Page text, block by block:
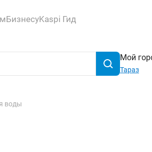
БизнесуKaspi Гид
Мой
Тараз
воды